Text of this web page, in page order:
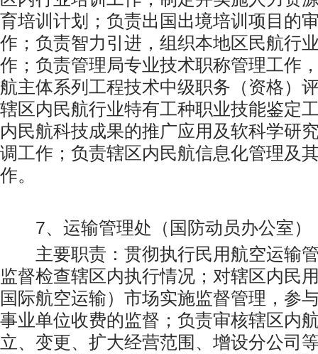
育培训计划；负责出国出境培训项目的
作；负责智力引进，组织本地区民航行
作；负责管理局专业技术职称管理工作
航主体系列工程技术中级职务（资格）
辖区内民航行业特有工种职业技能鉴定
内民航科技成果的推广应用及软科学研
调工作；负责辖区内民航信息化管理及
作。
7、运输管理处（国防动员办公室）
主要职责：贯彻执行民用航空运输
监督检查辖区内执行情况；对辖区内民
国际航空运输）市场实施监督管理，参
事业单位收费的监督；负责审核辖区内
立、变更、扩大经营范围、增设分公司